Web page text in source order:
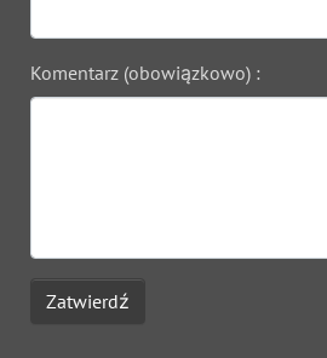
Komentarz (obowiązkowo) :
Zatwierdź